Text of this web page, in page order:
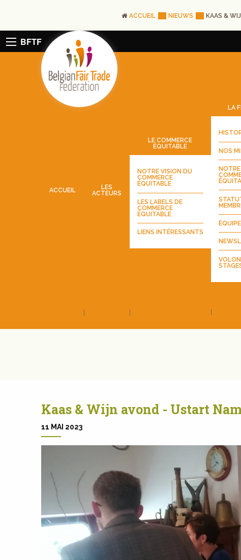
ACCUEIL NIEUWS KAAS &
BFTF
ACCUEIL
LES
ACTEURS
LE COMMERCE
ÉQUITABLE
NOTRE VISION DU
COMMERCE
ÉQUITABLE
LES LABELS DE
COMMERCE
ÉQUITABLE
LIENS INTÉRESSANTS
LA
NOS
ÉQUIPE
Kaas & Wijn avond - Ustart
11 MAI 2023